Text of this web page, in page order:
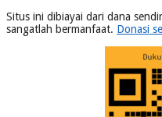
Situs ini dibiayai dari dana
sangatlah bermanfaat. Donasi